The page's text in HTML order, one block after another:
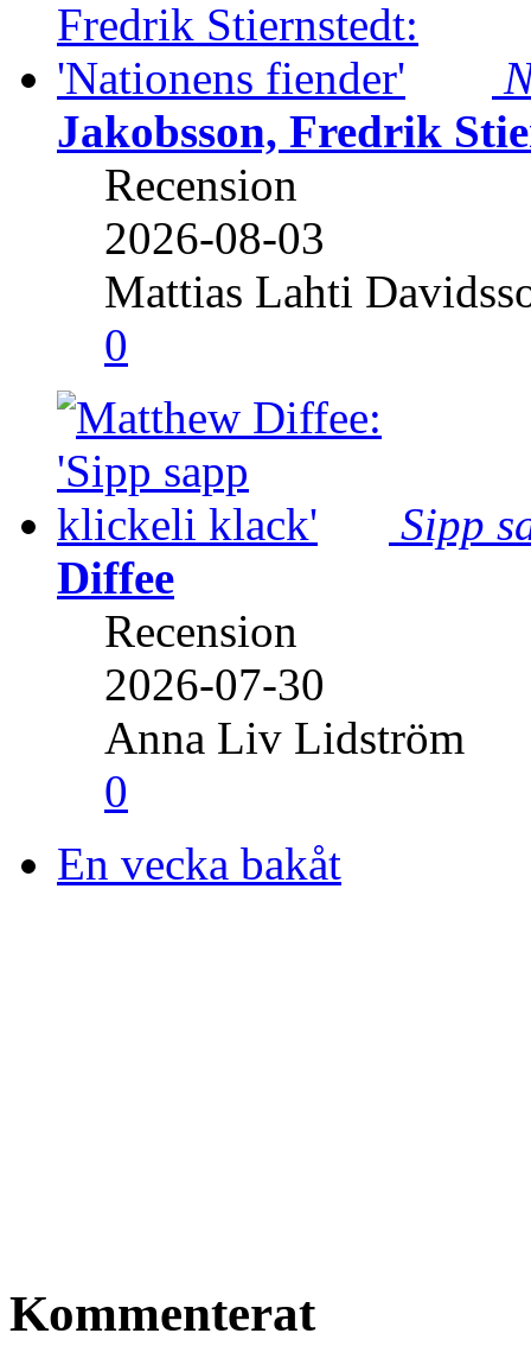
Jakobsson, Fredrik
Recension
2026-08-03
Mattias Lahti
0
Sipp
Diffee
Recension
2026-07-30
Anna Liv Lidström
0
En vecka bakåt
Kommenterat